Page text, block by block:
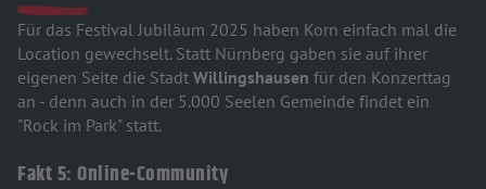
Für das Festival Jubiläum 2025 haben Korn einfach mal die
Location gewechselt. Statt Nürnberg gaben sie auf ihrer
eigenen Seite die Stadt Willingshausen für den Konzerttag
an - denn auch in der 5.000 Seelen Gemeinde findet ein
"Rock im Park" statt.
Fakt 5: Online-Community